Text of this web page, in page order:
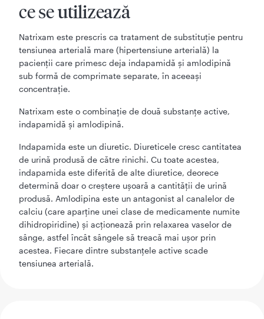
ce se utilizează
Natrixam este prescris ca tratament de substituţie pentru
tensiunea arterială mare (hipertensiune arterială) la
pacienţii care primesc deja indapamidă şi amlodipină
sub formă de comprimate separate, în aceeaşi
concentraţie.
Natrixam este o combinaţie de două substanţe active,
indapamidă şi amlodipină.
Indapamida este un diuretic. Diureticele cresc cantitatea
de urină produsă de către rinichi. Cu toate acestea,
indapamida este diferită de alte diuretice, deorece
determină doar o creştere uşoară a cantităţii de urină
produsă. Amlodipina este un antagonist al canalelor de
calciu (care aparţine unei clase de medicamente numite
dihidropiridine) şi acţionează prin relaxarea vaselor de
sânge, astfel încât sângele să treacă mai uşor prin
acestea. Fiecare dintre substanţele active scade
tensiunea arterială.